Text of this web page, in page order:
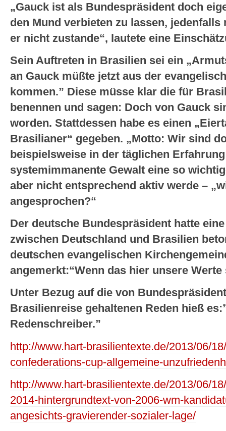
„Gauck ist als Bundespräsident doch
den Mund verbieten zu lassen,
er nicht zustande“, lautete eine
Sein Auftreten in Brasilien sei ein
an Gauck müßte jetzt aus der
kommen.” Diese müsse klar die für
benennen und sagen: Doch von Gauck
worden. Stattdessen habe es einen
Brasilianer“ gegeben. „Motto: Wir sind
beispielsweise in der täglichen
systemimmanente Gewalt eine so
aber nicht entsprechend aktiv werde –
angesprochen?“
Der deutsche Bundespräsident hatte
zwischen Deutschland und Brasilien
deutschen evangelischen
angemerkt:“Wenn das hier unsere
Unter Bezug auf die von
Brasilienreise gehaltenen Reden hieß
Redenschreiber.”
http://www.hart-brasilientexte.de/2013/06/
confederations-cup-allgemeine-
http://www.hart-brasilientexte.de/2013/06/
2014-hintergrundtext-von-2006-wm-
angesichts-gravierender-sozialer-lage/